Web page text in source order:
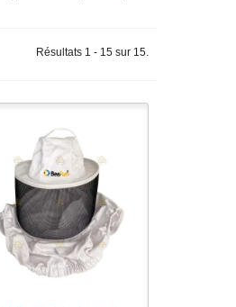
Résultats 1 - 15 sur 15.